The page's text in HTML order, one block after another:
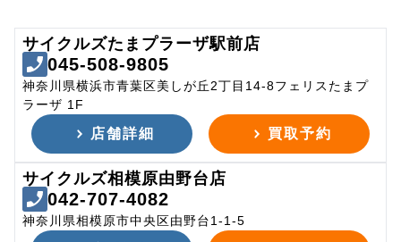
サイクルズたまプラーザ駅前店
045-508-9805
神奈川県横浜市青葉区美しが丘2丁目14-8フェリスたまプ
ラーザ 1F
店舗詳細 買取予約
サイクルズ相模原由野台店
042-707-4082
神奈川県相模原市中央区由野台1-1-5